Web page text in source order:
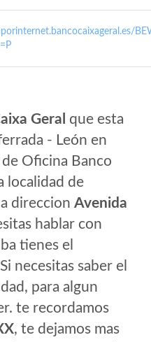
Geral que esta
- León en
Oficina Banco
localidad de
direccion Avenida
hablar con
tienes el
necesitas saber el
para algun
te recordamos
, te dejamos mas